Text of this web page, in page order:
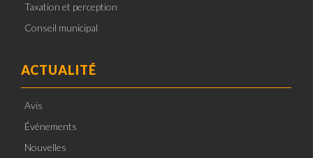
Taxation et perception
Conseil municipal
ACTUALITÉ
Avis
Événements
Nouvelles